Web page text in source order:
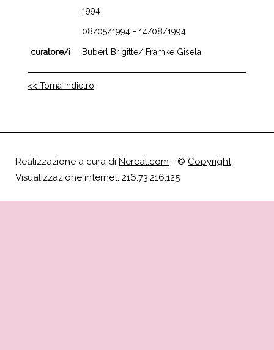
1994
08/05/1994 - 14/08/1994
curatore/i Buberl Brigitte/ Framke Gisela
<< Torna indietro
Realizzazione a cura di Nereal.com - © Copyright
Visualizzazione internet: 216.73.216.125